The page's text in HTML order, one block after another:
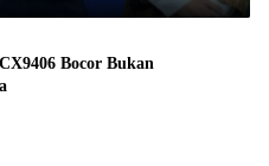
Bocor Bukan